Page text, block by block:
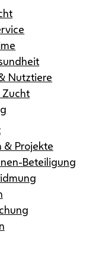
Nutztiere
Zucht
& Projekte
Beteiligung